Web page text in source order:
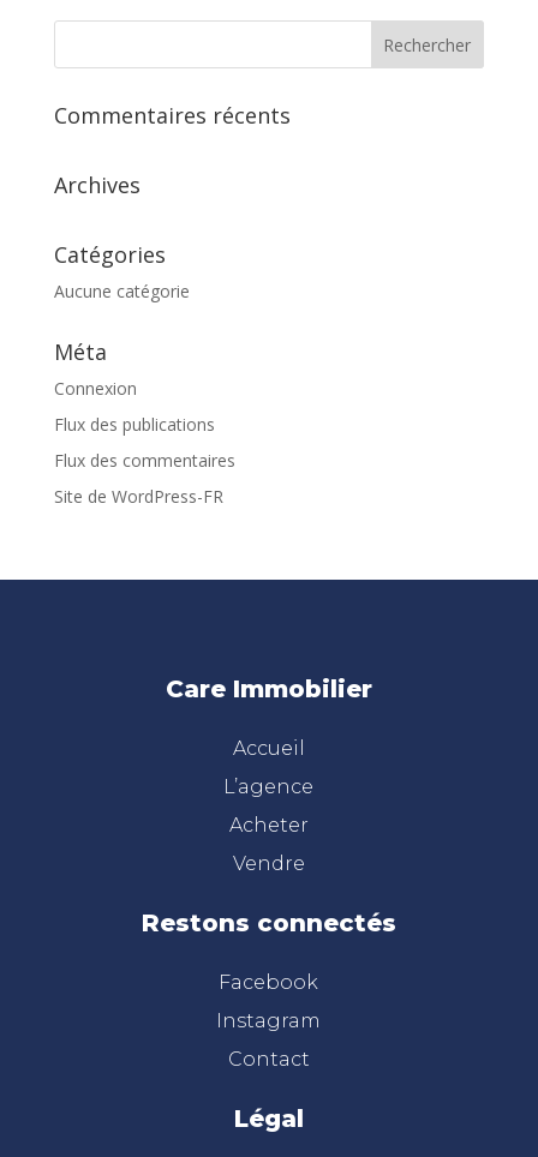
Commentaires récents
Archives
Catégories
Aucune catégorie
Méta
Connexion
Flux des publications
Flux des commentaires
Site de WordPress-FR
Care Immobilier
Accueil
L’agence
Acheter
Vendre
Restons connectés
Facebook
Instagram
Contact
Légal